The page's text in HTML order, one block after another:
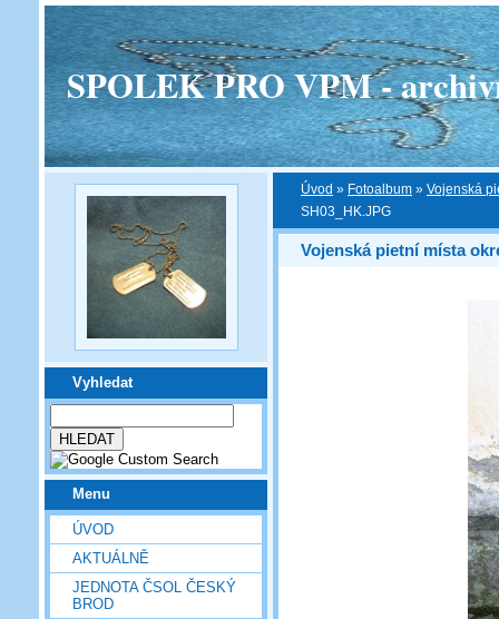
SPOLEK PRO VPM -
Vyhledat
Menu
ÚVOD
AKTUÁLNĚ
JEDNOTA ČSOL ČESKÝ
BROD
Úvod » Fotoalbum » Vojenská
SH03_HK.JPG
Vojenská pietní místa